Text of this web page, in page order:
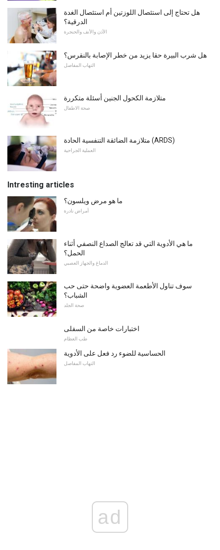
هل تحتاج إلى استئصال اللوزتين أم استئصال الغدة
الدرقية؟
الأذن والأنف والحنجرة
هل شرب البيرة حقا يزيد من خطر الإصابة بالنقرس؟
التهاب المفاصل
متلازمة الكحول الجنين أسئلة متكررة
صحة الاطفال
متلازمة الضائقة التنفسية الحادة (ARDS)
العملية الجراحية
Intresting articles
ما هو مرض ويلسون؟
أمراض نادرة
ما هي الأدوية التي قد تعالج الصداع النصفي أثناء
الحمل؟
الدماغ والجهاز العصبي
سوف تناول الأطعمة العضوية واضحة حتى حب
الشباب؟
صحة الجلد
اختبارات خاصة من السفلى
طب العظام
الحساسية للضوء رد فعل على الأدوية
التهاب المفاصل
ad